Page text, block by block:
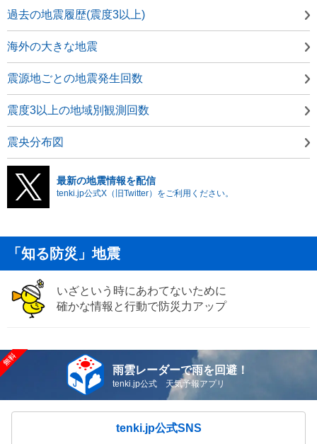
過去の地震履歴(震度3以上)
海外の大きな地震
震源地ごとの地震発生回数
震度3以上の地域別観測回数
震央分布図
最新の地震情報を配信
tenki.jp公式X（旧Twitter）をご利用ください。
「知る防災」地震
いざという時にあわてないために
確かな情報と行動で防災力アップ
雨雲レーダーで雨を回避！
tenki.jp公式 天気予報アプリ
tenki.jp公式SNS